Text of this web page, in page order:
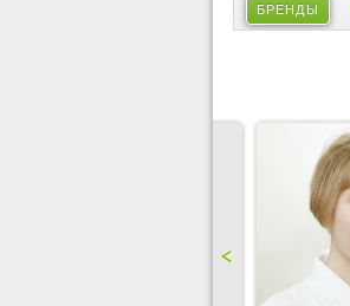
БРЕНДЫ